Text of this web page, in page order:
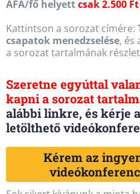
ÁFA/fő helyettcsak 2.500
Kattintson a sorozat címére:
csapatok menedzselése, és
a sorozat tartalmának
Szeretne egyúttal
kapni a sorozat
alábbi linkre, és kérje
letölthető
Kérem az